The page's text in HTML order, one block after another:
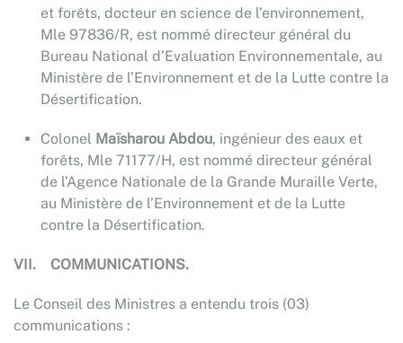
et forêts, docteur en science de l’environnement,
Mle 97836/R, est nommé directeur général du
Bureau National d’Evaluation Environnementale, au
Ministère de l’Environnement et de la Lutte contre la
Désertification.
Colonel Maïsharou Abdou, ingénieur des eaux et
forêts, Mle 71177/H, est nommé directeur général
de l’Agence Nationale de la Grande Muraille Verte,
au Ministère de l’Environnement et de la Lutte
contre la Désertification.
VII. COMMUNICATIONS.
Le Conseil des Ministres a entendu trois (03)
communications :